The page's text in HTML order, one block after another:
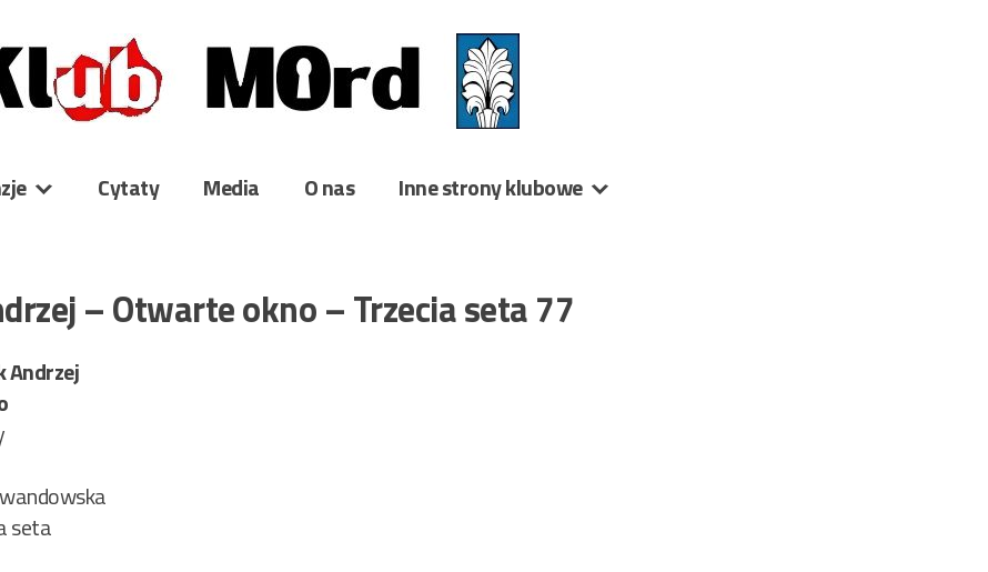
Cytaty Media O nas Inne strony klubowe
– Otwarte okno – Trzecia seta 77
Andrzej
seta